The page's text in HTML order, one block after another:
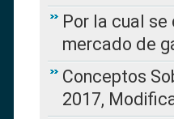
Por la cual
mercado de
Conceptos
2017,